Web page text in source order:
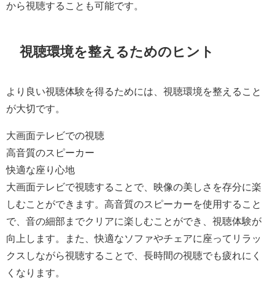
から視聴することも可能です。
視聴環境を整えるためのヒント
より良い視聴体験を得るためには、視聴環境を整えること
が大切です。
大画面テレビでの視聴
高音質のスピーカー
快適な座り心地
大画面テレビで視聴することで、映像の美しさを存分に楽
しむことができます。高音質のスピーカーを使用すること
で、音の細部までクリアに楽しむことができ、視聴体験が
向上します。また、快適なソファやチェアに座ってリラッ
クスしながら視聴することで、長時間の視聴でも疲れにく
くなります。